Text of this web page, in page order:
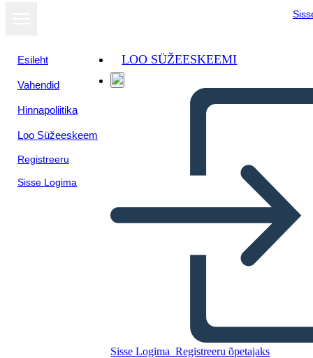
Esileht
Vahendid
Hinnapoliitika
Loo Süžeeskeem
Registreeru
Sisse Logima
LOO SÜŽEESKEEMI
Sisse Logima Registreeru õpetajaks
Untitled Storyboard
Kuva
slaidiseansina